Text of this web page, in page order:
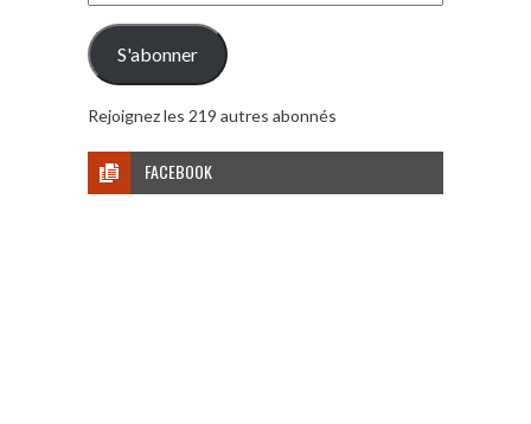
e-
mail
S'abonner
Rejoignez les 219 autres abonnés
FACEBOOK